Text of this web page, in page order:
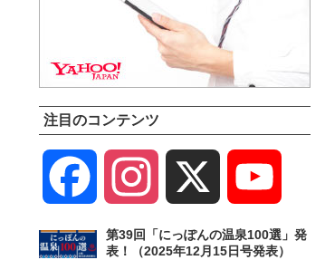
注目のコンテンツ
Facebook Instagram
第39回「にっぽんの温泉100選」発
表！（2025年12月15日号発表）